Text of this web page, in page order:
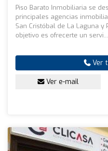
Piso Barato Inmobiliaria se
principales agencias
San Cristóbal de La Laguna y
objetivo es ofrecerte un servi...
Ver
Ver e-mail